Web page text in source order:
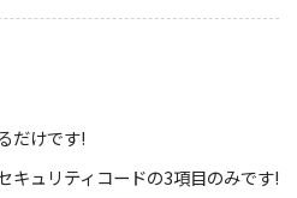
だけです!
キュリティコードの3項目のみです!